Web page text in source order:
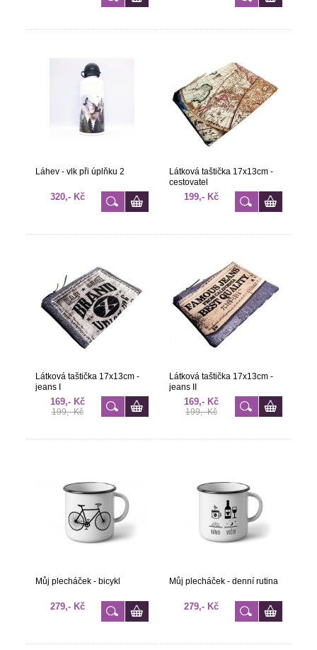
Láhev - vlk při úplňku 2
320,- Kč
Látková taštička 17x13cm -
cestovatel
199,- Kč
Látková taštička 17x13cm -
jeans I
169,- Kč
199,- Kč
Látková taštička 17x13cm -
jeans II
169,- Kč
199,- Kč
Můj plecháček - bicykl
279,- Kč
Můj plecháček - denní rutina
279,- Kč